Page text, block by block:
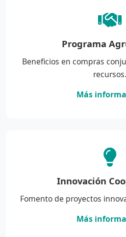
Programa
Beneficios en compras
recursos.
Más
Innovación
Fomento de proyectos
Más